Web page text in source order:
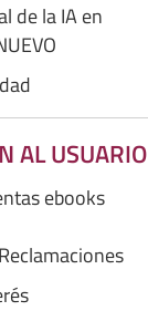
de la IA en
AL USUARIO
ebooks